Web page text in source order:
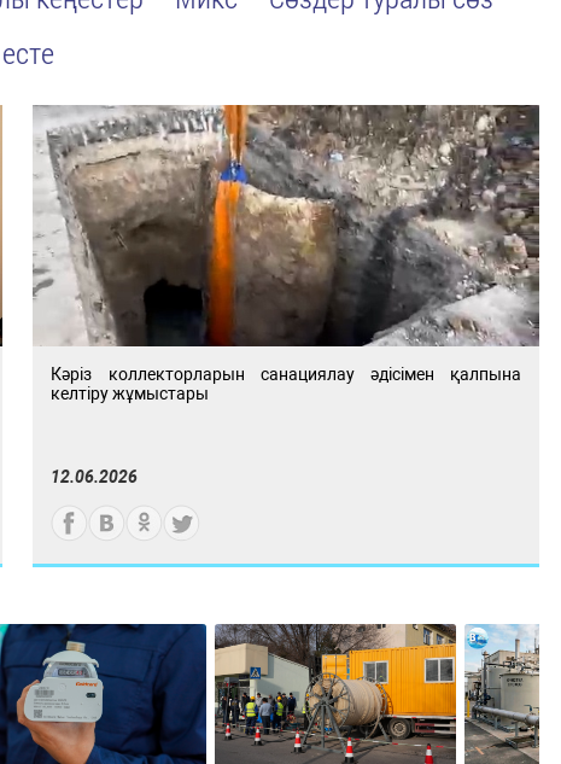
Кәріз коллекторларын санациялау әдісімен қалпына
келтіру жұмыстары
12.06.2026